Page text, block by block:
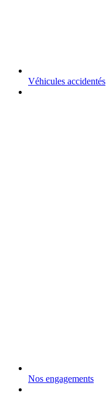
Véhicules accidentés
Nos engagements